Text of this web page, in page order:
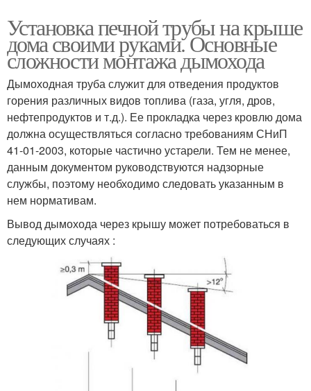
Установка печной трубы на крыше
дома своими руками. Основные
сложности монтажа дымохода
Дымоходная труба служит для отведения продуктов
горения различных видов топлива (газа, угля, дров,
нефтепродуктов и т.д.). Ее прокладка через кровлю дома
должна осуществляться согласно требованиям СНиП
41-01-2003, которые частично устарели. Тем не менее,
данным документом руководствуются надзорные
службы, поэтому необходимо следовать указанным в
нем нормативам.
Вывод дымохода через крышу может потребоваться в
следующих случаях :